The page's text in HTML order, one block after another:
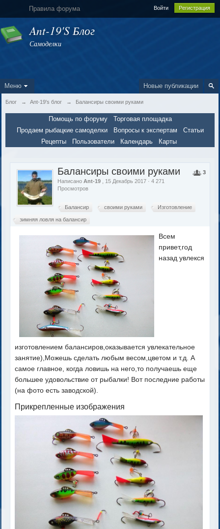
Правила форума Войти Регистрация
Ant-19's Блог
Самоделки
Новые публикации
Меню
Блог → Ant-19's блог → Балансиры своими руками
Помощь по форуму
Торговая площадка
Продаем рыбацкие самоделки
Вопросы к экспертам
Статьи
Рецепты
Пользователи Календарь Карты
3
Балансиры своими руками
НаписаноAnt-19
, 15 Декабрь 2017 · 4 271
Просмотров
Балансир своими руками Изготовление
зимняя ловля на балансир
Всем
привет,год
назад увлекся
изготовлением балансиров,оказывается увлекательное
занятие),Можешь сделать любым весом,цветом и т.д. А
самое главное, когда ловишь на него,то получаешь еще
большее удовольствие от рыбалки! Вот последние работы
(на фото есть заводской).
Прикрепленные изображения